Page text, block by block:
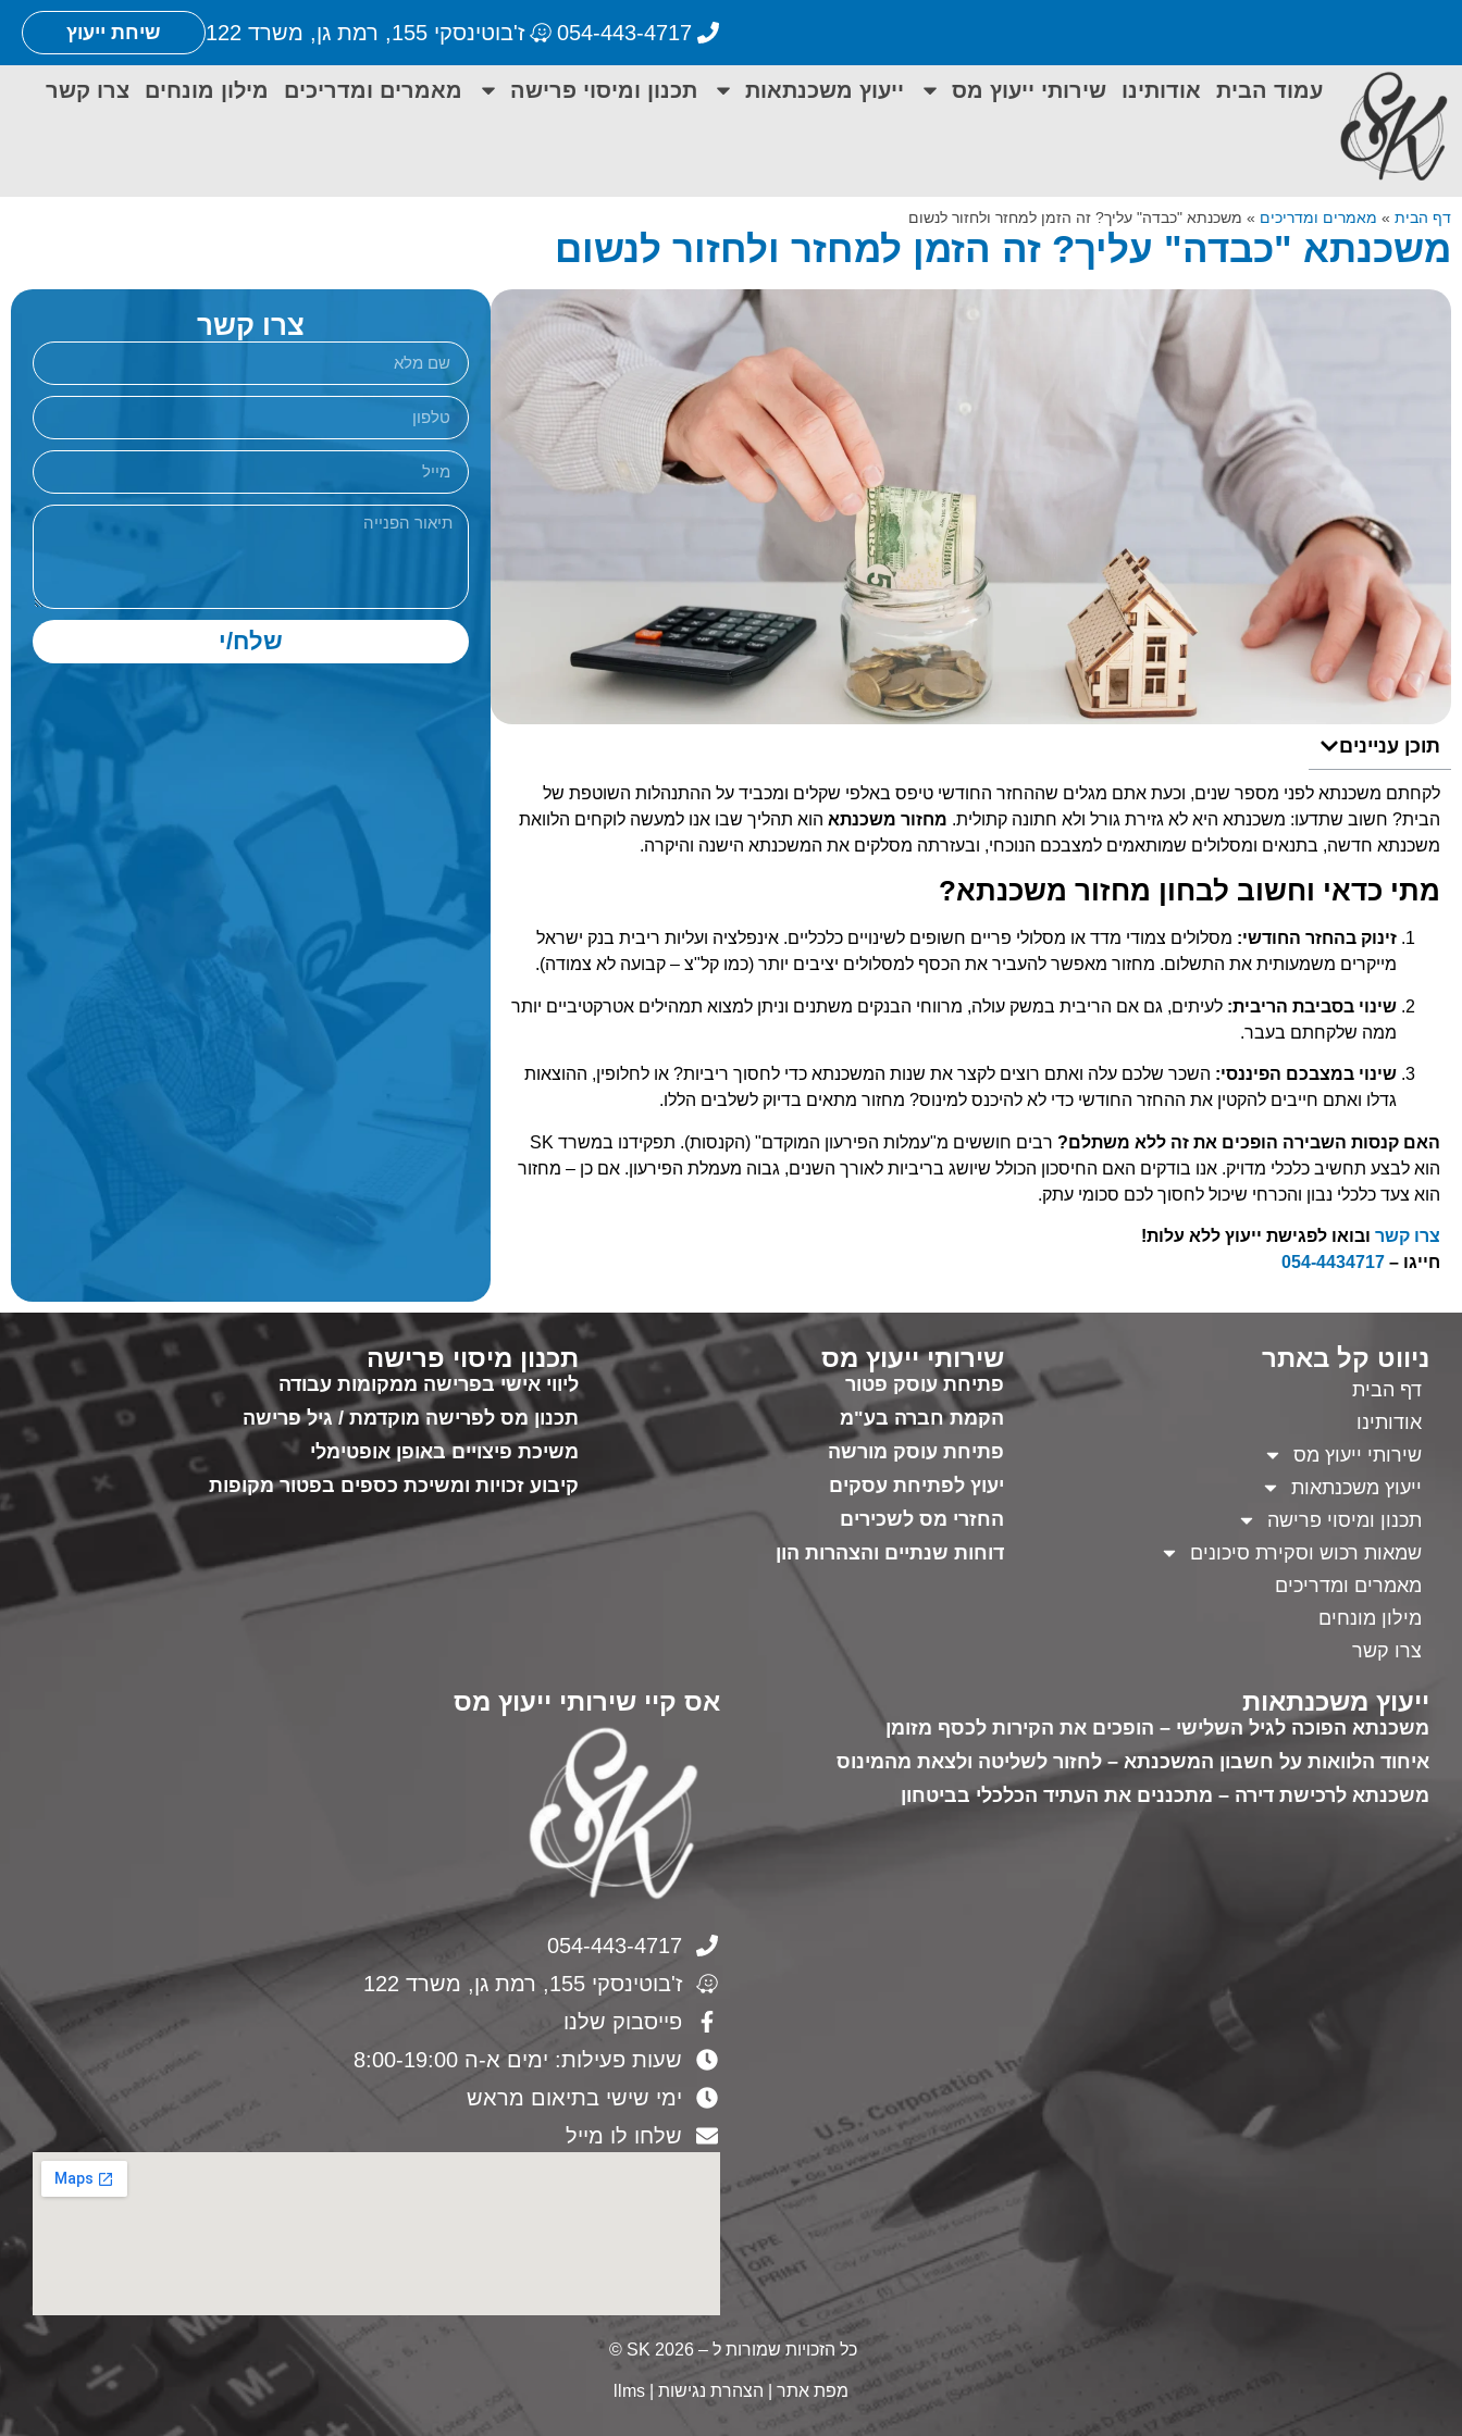
שיחת ייעוץ 054-443-4717 ז'בוטינסקי 155, רמת גן, משרד 122
עמוד הבית אודותינו שירותי ייעוץ מס ייעוץ משכנתאות תכנון ומיסוי פרישה מאמרים ומדריכים מילון מונחים צרו קשר
דף הבית » מאמרים ומדריכים » משכנתא "כבדה" עליך? זה הזמן למחזר ולחזור לנשום
משכנתא "כבדה" עליך? זה הזמן למחזר ולחזור לנשום
צרו קשר
שלח/י
תוכן עניינים
לקחתם משכנתא לפני מספר שנים, וכעת אתם מגלים שההחזר החודשי טיפס באלפי שקלים ומכביד על ההתנהלות השוטפת של
הבית? חשוב שתדעו: משכנתא היא לא גזירת גורל ולא חתונה קתולית. מחזור משכנתא הוא תהליך שבו אנו למעשה לוקחים הלוואת
משכנתא חדשה, בתנאים ומסלולים שמותאמים למצבכם הנוכחי, ובעזרתה מסלקים את המשכנתא הישנה והיקרה.
מתי כדאי וחשוב לבחון מחזור משכנתא?
זינוק בהחזר החודשי: מסלולים צמודי מדד או מסלולי פריים חשופים לשינויים כלכליים. אינפלציה ועליות ריבית בנק ישראל
מייקרים משמעותית את התשלום. מחזור מאפשר להעביר את הכסף למסלולים יציבים יותר (כמו קל"צ – קבועה לא צמודה).
שינוי בסביבת הריבית: לעיתים, גם אם הריבית במשק עולה, מרווחי הבנקים משתנים וניתן למצוא תמהילים אטרקטיביים יותר
ממה שלקחתם בעבר.
שינוי במצבכם הפיננסי: השכר שלכם עלה ואתם רוצים לקצר את שנות המשכנתא כדי לחסוך ריביות? או לחלופין, ההוצאות
גדלו ואתם חייבים להקטין את ההחזר החודשי כדי לא להיכנס למינוס? מחזור מתאים בדיוק לשלבים הללו.
האם קנסות השבירה הופכים את זה ללא משתלם?
רבים חוששים מ"עמלות הפירעון המוקדם" (הקנסות). תפקידנו במשרד SK
הוא לבצע תחשיב כלכלי מדויק. אנו בודקים האם החיסכון הכולל שיושג בריביות לאורך השנים, גבוה מעמלת הפירעון. אם כן – מחזור
הוא צעד כלכלי נבון והכרחי שיכול לחסוך לכם סכומי עתק.
צרו קשר ובואו לפגישת ייעוץ ללא עלות!
חייגו –054-4434717
ניווט קל באתר
דף הבית
אודותינו
שירותי ייעוץ מס
ייעוץ משכנתאות
תכנון ומיסוי פרישה
שמאות רכוש וסקירת סיכונים
מאמרים ומדריכים
מילון מונחים
צרו קשר
שירותי ייעוץ מס
פתיחת עוסק פטור
הקמת חברה בע"מ
פתיחת עוסק מורשה
יעוץ לפתיחת עסקים
החזרי מס לשכירים
דוחות שנתיים והצהרות הון
תכנון מיסוי פרישה
ליווי אישי בפרישה ממקומות עבודה
תכנון מס לפרישה מוקדמת / גיל פרישה
משיכת פיצויים באופן אופטימלי
קיבוע זכויות ומשיכת כספים בפטור מקופות
ייעוץ משכנתאות
משכנתא הפוכה לגיל השלישי – הופכים את הקירות לכסף מזומן
איחוד הלוואות על חשבון המשכנתא – לחזור לשליטה ולצאת מהמינוס
משכנתא לרכישת דירה – מתכננים את העתיד הכלכלי בביטחון
אס קיי שירותי ייעוץ מס
054-443-4717
ז'בוטינסקי 155, רמת גן, משרד 122
פייסבוק שלנו
שעות פעילות: ימים א-ה 8:00-19:00
ימי שישי בתיאום מראש
שלחו לו מייל
כל הזכויות שמורות ל – 2026 SK ©
מפת אתר הצהרת נגישות llms